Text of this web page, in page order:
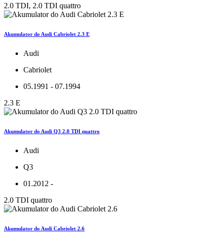
2.0 TDI, 2.0 TDI quattro
Akumulator do Audi Cabriolet 2.3 E
Audi
Cabriolet
05.1991 - 07.1994
2.3 E
Akumulator do Audi Q3 2.0 TDI quattro
Audi
Q3
01.2012 -
2.0 TDI quattro
Akumulator do Audi Cabriolet 2.6